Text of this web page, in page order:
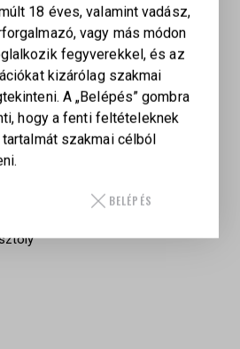
18 éves, valamint vadász,
vagy más módon
fegyverekkel, és az
kizárólag szakmai
A „Belépés” gombra
hogy a fenti feltételeknek
szakmai célból
BELÉPÉS